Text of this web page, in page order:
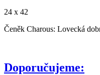
24 x 42
Čeněk Charous: Lovecká
Doporučujeme: